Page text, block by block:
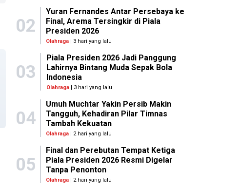
02
Yuran Fernandes Antar Persebaya ke
Final, Arema Tersingkir di Piala
Presiden 2026
Olahraga | 3 hari yang lalu
03
Piala Presiden 2026 Jadi Panggung
Lahirnya Bintang Muda Sepak Bola
Indonesia
Olahraga| 3 hari yang lalu
04
Umuh Muchtar Yakin Persib Makin
Tangguh, Kehadiran Pilar Timnas
Tambah Kekuatan
Olahraga | 2 hari yang lalu
05
Final dan Perebutan Tempat Ketiga
Piala Presiden 2026 Resmi Digelar
Tanpa Penonton
Olahraga | 2 hari yang lalu